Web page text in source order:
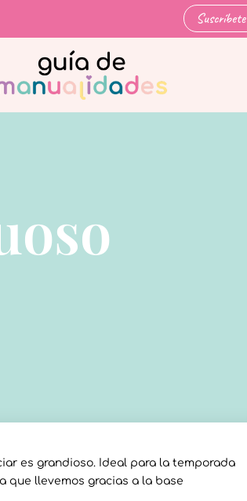
Suscríbete
es grandioso. Ideal para la temporada
que llevemos gracias a la base